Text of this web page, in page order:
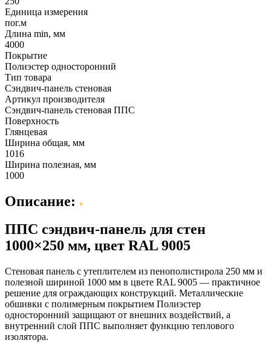
Единица измерения
пог.м
Длина min, мм
4000
Покрытие
Полиэстер односторонний
Тип товара
Сэндвич-панель стеновая
Артикул производителя
Сэндвич-панель стеновая ППС
Поверхность
Глянцевая
Ширина общая, мм
1016
Ширина полезная, мм
1000
Описание:
ППС сэндвич-панель для стен
1000×250 мм, цвет RAL 9005
Стеновая панель с утеплителем из пенополистирола 250 мм и
полезной шириной 1000 мм в цвете RAL 9005 — практичное
решение для ограждающих конструкций. Металлические
обшивки с полимерным покрытием Полиэстер
односторонний защищают от внешних воздействий, а
внутренний слой ППС выполняет функцию теплового
изолятора.